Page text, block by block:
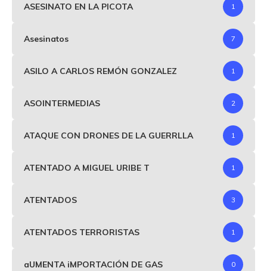
ASESINATO EN LA PICOTA 1
Asesinatos 7
ASILO A CARLOS REMÓN GONZALEZ 1
ASOINTERMEDIAS 2
ATAQUE CON DRONES DE LA GUERRLLA 1
ATENTADO A MIGUEL URIBE T 1
ATENTADOS 3
ATENTADOS TERRORISTAS 1
aUMENTA iMPORTACIÓN DE GAS 0